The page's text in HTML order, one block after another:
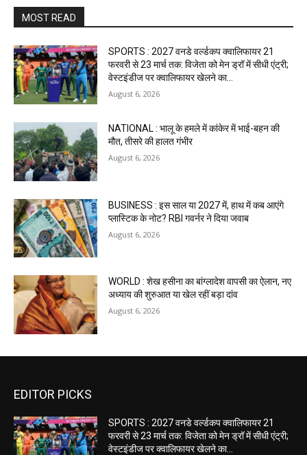
MOST READ
SPORTS : 2027 वनडे वर्ल्डकप क्वालिफायर 21
फरवरी से 23 मार्च तक: विजेता को मेन ड्रॉ में सीधी एंट्री;
वेस्टइंडीज पर क्वालिफायर खेलने का...
August 6, 2026
NATIONAL : भालू के हमले में कांकेर में भाई-बहन की
मौत, तीसरे की हालत गंभीर
August 6, 2026
BUSINESS : इस साल या 2027 में, हाथ में कब आएंगे
प्लास्टिक के नोट? RBI गवर्नर ने दिया जवाब
August 6, 2026
WORLD : शेख हसीना का बांग्लादेश वापसी का ऐलान, नए
अध्याय की शुरुआत या खेल रहीं बड़ा दांव
August 6, 2026
EDITOR PICKS
SPORTS : 2027 वनडे वर्ल्डकप क्वालिफायर 21
फरवरी से 23 मार्च तक: विजेता को मेन ड्रॉ में सीधी एंट्री;
वेस्टइंडीज पर क्वालिफायर खेलने का...